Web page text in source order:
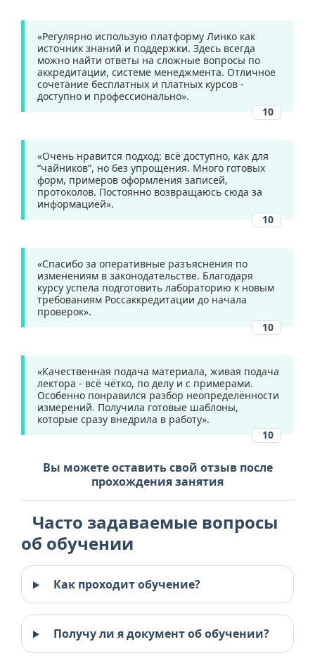
«Регулярно использую платформу Линко как
источник знаний и поддержки. Здесь всегда
можно найти ответы на сложные вопросы по
аккредитации, системе менеджмента. Отличное
сочетание бесплатных и платных курсов -
доступно и профессионально».
10
«Очень нравится подход: всё доступно, как для
“чайников”, но без упрощения. Много готовых
форм, примеров оформления записей,
протоколов. Постоянно возвращаюсь сюда за
информацией».
10
«Спасибо за оперативные разъяснения по
изменениям в законодательстве. Благодаря
курсу успела подготовить лабораторию к новым
требованиям Россаккредитации до начала
проверок».
10
«Качественная подача материала, живая подача
лектора - всё чётко, по делу и с примерами.
Особенно понравился разбор неопределённости
измерений. Получила готовые шаблоны,
которые сразу внедрила в работу».
10
Вы можете оставить свой отзыв после
прохождения занятия
Часто задаваемые вопросы
об обучении
Как проходит обучение?
Получу ли я документ об обучении?